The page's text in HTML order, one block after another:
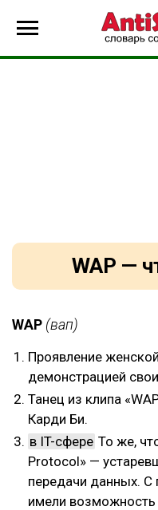
WAP —
WAP (вап)
Проявление
демонстрацией
Танец из клипа
Карди Би.
в IT-сфере То же,
Protocol» —
передачи данных.
имели